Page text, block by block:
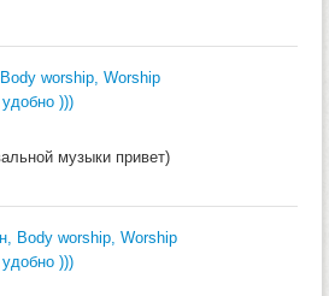
worship, Worship
)))
музыки привет)
Body worship, Worship
)))